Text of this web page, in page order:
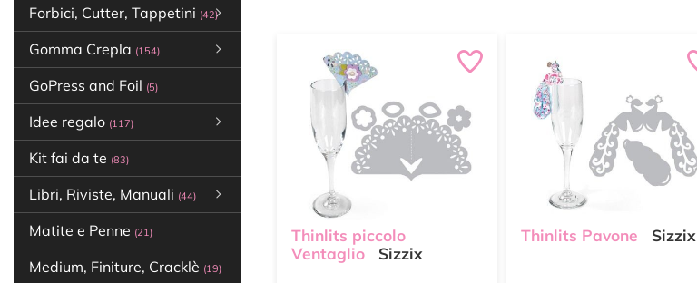
Forbici, Cutter, Tappetini (42)
Gomma Crepla (154)
GoPress and Foil (5)
Idee regalo (117)
Kit fai da te (83)
Libri, Riviste, Manuali (44)
Matite e Penne (21)
Medium, Finiture, Cracklè (19)
Thinlits piccolo
Ventaglio
Sizzix
Thinlits Pavone Sizzix